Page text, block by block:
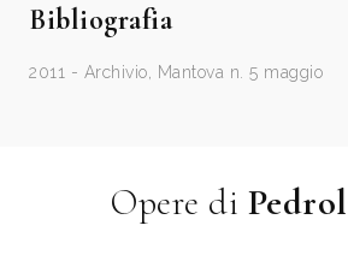
Bibliografia
2011 - Archivio, Mantova n. 5 maggio
Opere di